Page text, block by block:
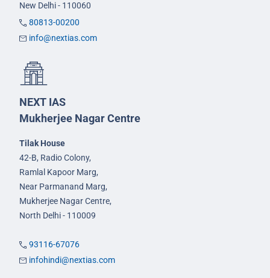
New Delhi - 110060
80813-00200
info@nextias.com
NEXT IAS
Mukherjee Nagar Centre
Tilak House
42-B, Radio Colony,
Ramlal Kapoor Marg,
Near Parmanand Marg,
Mukherjee Nagar Centre,
North Delhi - 110009
93116-67076
infohindi@nextias.com